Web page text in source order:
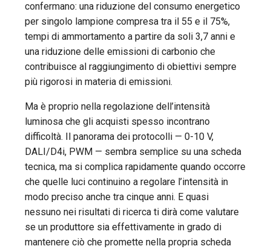
confermano: una riduzione del consumo energetico
per singolo lampione compresa tra il 55 e il 75%,
tempi di ammortamento a partire da soli 3,7 anni e
una riduzione delle emissioni di carbonio che
contribuisce al raggiungimento di obiettivi sempre
più rigorosi in materia di emissioni.
Ma è proprio nella regolazione dell’intensità
luminosa che gli acquisti spesso incontrano
difficoltà. Il panorama dei protocolli — 0-10 V,
DALI/D4i, PWM — sembra semplice su una scheda
tecnica, ma si complica rapidamente quando occorre
che quelle luci continuino a regolare l’intensità in
modo preciso anche tra cinque anni. E quasi
nessuno nei risultati di ricerca ti dirà come valutare
se un produttore sia effettivamente in grado di
mantenere ciò che promette nella propria scheda